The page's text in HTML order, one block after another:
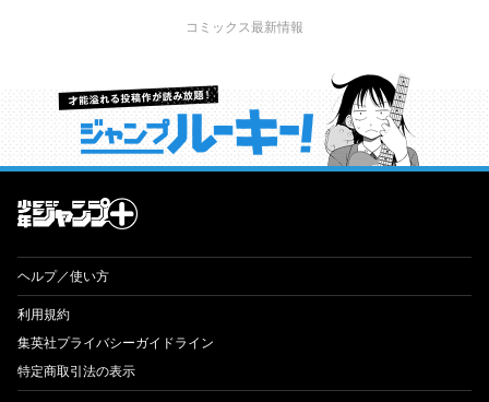
コミックス最新情報
才能溢れる投稿作が読み放題！ ジャンプルーキー！
ヘルプ／使い方
利用規約
集英社プライバシーガイドライン
特定商取引法の表示